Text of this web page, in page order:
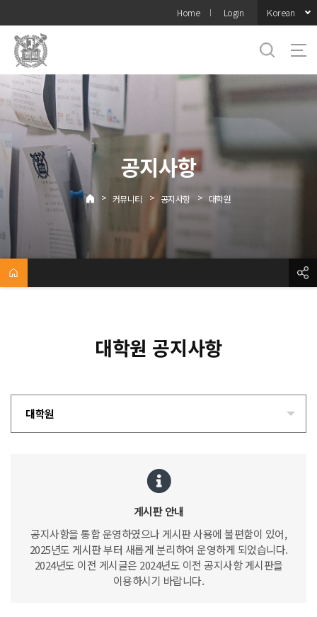
메뉴
Home Login Korean
공지사항
> 커뮤니티 > 공지사항 > 대학원
대학원 공지사항
대학원
게시판 안내
공지사항을 통합 운영하였으나 게시판 사용에 불편함이 있어,
2025년도 게시판 부터 새롭게 분리하여 운영하게 되었습니다.
2024년도 이전 게시글은 2024년도 이전 공지사항 게시판을
이용하시기 바랍니다.